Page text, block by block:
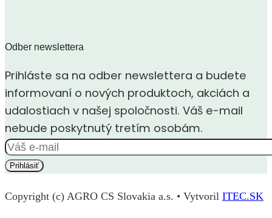
Odber newslettera
Prihláste sa na odber newslettera a budete
informovaní o nových produktoch, akciách a
udalostiach v našej spoločnosti. Váš e-mail
nebude poskytnutý tretím osobám.
Copyright (c) AGRO CS Slovakia a.s. • Vytvoril ITEC.SK